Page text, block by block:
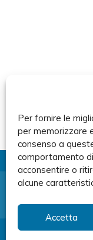
Per fornire le
per memorizzare
consenso a
comportamento
acconsentire o
alcune
Accetta